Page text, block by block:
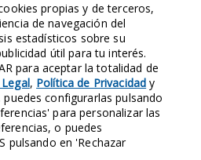
LEYENDA BALCÓN SIGLO XVI
ANTIGUAS LINKEDIN SIGLO XX
y síguenos. Conocerás nuestra
124
propias y de terceros,
de navegación del
estadísticos sobre su
útil para tu interés.
para aceptar la totalidad de
, Política de Privacidad y
puedes configurarlas pulsando
para personalizar las
o puedes
pulsando en 'Rechazar